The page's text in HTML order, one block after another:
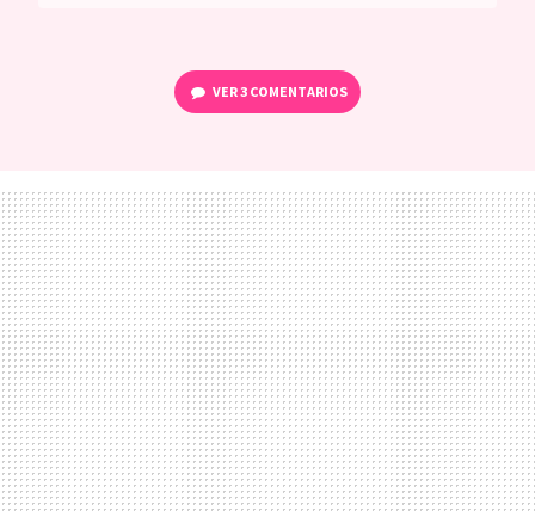
VER3 COMENTARIOS